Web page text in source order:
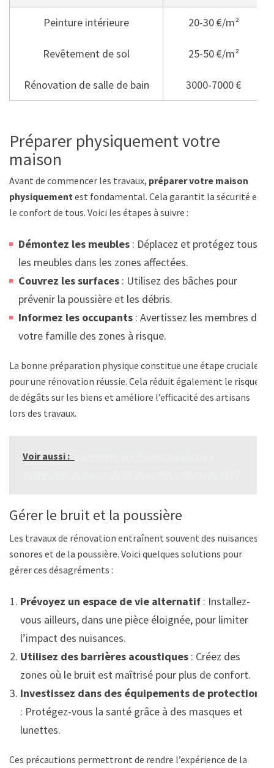
Peinture intérieure 20-30 €/m²
Revêtement de sol 25-50 €/m²
Rénovation de salle de bain 3000-7000 €
Préparer physiquement votre
maison
Avant de commencer les travaux, préparer votre maison
physiquementest fondamental. Cela garantit la sécurité et
le confort de tous. Voici les étapes à suivre :
Démontez les meubles : Déplacez et protégez tous
les meubles dans les zones affectées.
Couvrez les surfaces : Utilisez des bâches pour
prévenir la poussière et les débris.
Informez les occupants : Avertissez les membres de
votre famille des zones à risque.
La bonne préparation physique constitue une étape cruciale
pour une rénovation réussie. Cela réduit également le risque
de dégâts sur les biens et améliore l’efficacité des artisans
lors des travaux.
Voir aussi :
Gérer le bruit et la poussière
Les travaux de rénovation entraînent souvent des nuisances
sonores et de la poussière. Voici quelques solutions pour
gérer ces désagréments :
Prévoyez un espace de vie alternatif : Installez-
vous ailleurs, dans une pièce éloignée, pour limiter
l’impact des nuisances.
Utilisez des barrières acoustiques : Créez des
zones où le bruit est maîtrisé pour plus de confort.
Investissez dans des équipements de protection
: Protégez-vous la santé grâce à des masques et
lunettes.
Ces précautions permettront de rendre l’expérience de la